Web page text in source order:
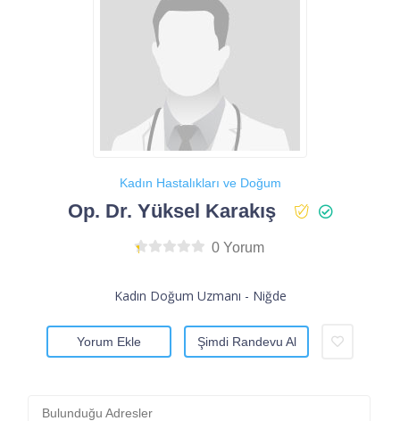
Kadın Hastalıkları ve Doğum
Op. Dr. Yüksel Karakış
0 Yorum
Kadın Doğum Uzmanı - Niğde
Yorum Ekle Şimdi Randevu Al
Bulunduğu Adresler